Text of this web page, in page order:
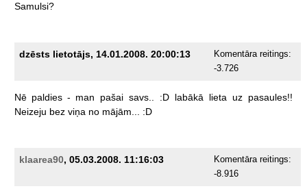
Samulsi?
dzēsts lietotājs, 14.01.2008. 20:00:13
Komentāra reitings:
-3.726
Nē paldies - man pašai savs.. :D labākā lieta uz pasaules!!
Neizeju bez viņa no mājām... :D
klaarea90, 05.03.2008. 11:16:03
Komentāra reitings:
-8.916